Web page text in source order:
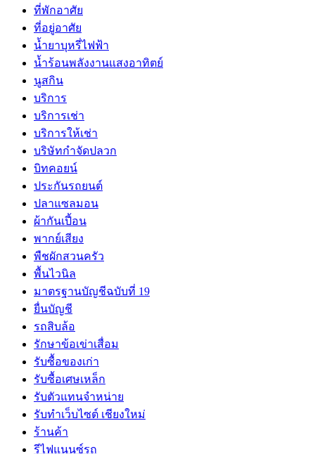
ที่พักอาศัย
ที่อยู่อาศัย
น้ำยาบุหรี่ไฟฟ้า
น้ำร้อนพลังงานแสงอาทิตย์
นูสกิน
บริการ
บริการเช่า
บริการให้เช่า
บริษัทกำจัดปลวก
บิทคอยน์
ประกันรถยนต์
ปลาแซลมอน
ผ้ากันเปี้อน
พากย์เสียง
พืชผักสวนครัว
พื้นไวนิล
มาตรฐานบัญชีฉบับที่ 19
ยื่นบัญชี
รถสิบล้อ
รักษาข้อเข่าเสื่อม
รับซื้อของเก่า
รับซื้อเศษเหล็ก
รับตัวแทนจำหน่าย
รับทำเว็บไซต์ เชียงใหม่
ร้านค้า
รีไฟแนนซ์รถ